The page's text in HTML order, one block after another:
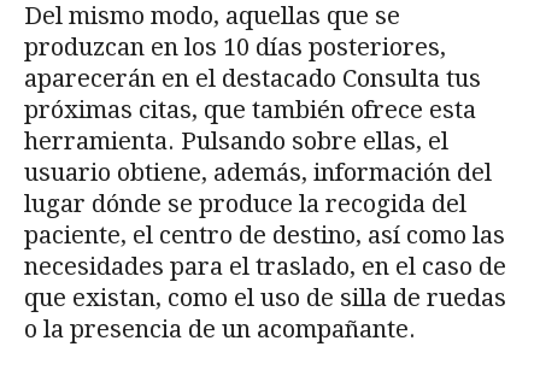
Del mismo modo, aquellas que se
produzcan en los 10 días posteriores,
aparecerán en el destacado Consulta tus
próximas citas, que también ofrece esta
herramienta. Pulsando sobre ellas, el
usuario obtiene, además, información del
lugar dónde se produce la recogida del
paciente, el centro de destino, así como las
necesidades para el traslado, en el caso de
que existan, como el uso de silla de ruedas
o la presencia de un acompañante.